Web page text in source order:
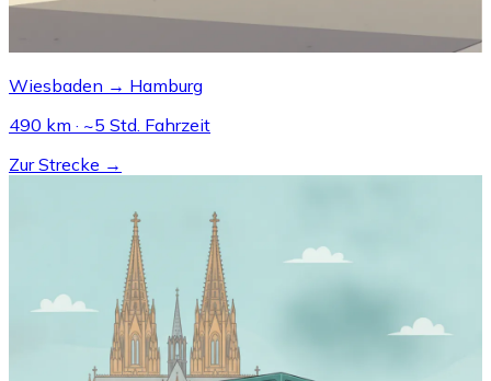
Wiesbaden → Hamburg
490 km · ~5 Std. Fahrzeit
Zur Strecke →